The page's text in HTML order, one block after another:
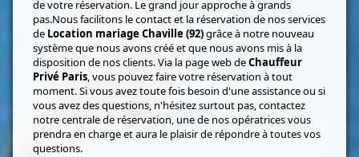
de votre réservation. Le grand jour approche à grands
pas.Nous facilitons le contact et la réservation de nos services
de Location mariage Chaville (92)grâce à notre nouveau
système que nous avons créé et que nous avons mis à la
disposition de nos clients. Via la page web deChauffeur
Privé Paris, vous pouvez faire votre réservation à tout
moment. Si vous avez toute fois besoin d'une assistance ou si
vous avez des questions, n'hésitez surtout pas, contactez
notre centrale de réservation, une de nos opératrices vous
prendra en charge et aura le plaisir de répondre à toutes vos
questions.